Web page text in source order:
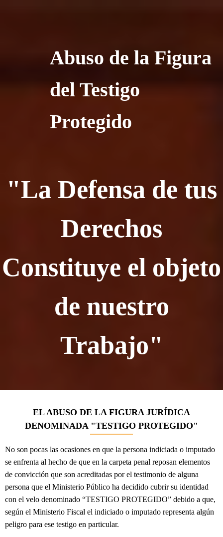
Abuso de la Figura
del Testigo
Protegido
"La Defensa de tus
Derechos
Constituye el objeto
de nuestro
Trabajo"
EL ABUSO DE LA FIGURA JURÍDICA
DENOMINADA "TESTIGO PROTEGIDO"
No son pocas las ocasiones en que la persona indiciada o imputado
se enfrenta al hecho de que en la carpeta penal reposan elementos
de convicción que son acreditadas por el testimonio de alguna
persona que el Ministerio Público ha decidido cubrir su identidad
con el velo denominado “TESTIGO PROTEGIDO” debido a que,
según el Ministerio Fiscal el indiciado o imputado representa algún
peligro para ese testigo en particular.